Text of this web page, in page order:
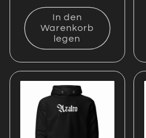
Preis
In den
Warenkorb
legen